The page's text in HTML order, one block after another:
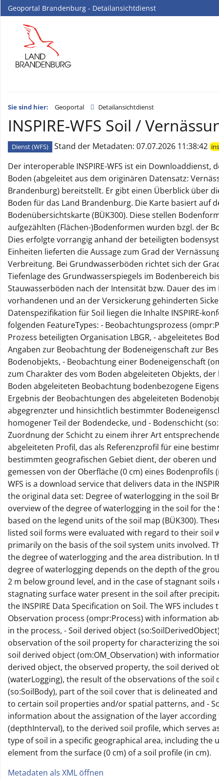
Geoportal Brandenburg - Detailansichtdienst
Sie sind hier: Geoportal Detailansichtdienst
INSPIRE-WFS Soil /
Dienst (WFS) Stand der Metadaten: 07.07.2026 11:38:42
Der interoperable INSPIRE-WFS ist ein Downloaddienst,
Boden (abgeleitet aus dem originären Datensatz:
Brandenburg) bereitstellt. Er gibt einen Überblick über
Boden für das Land Brandenburg. Die Karte basiert auf
Bodenübersichtskarte (BÜK300). Diese stellen
aufgezählten (Flächen-)Bodenformen wurden bzgl. der
Dies erfolgte vorrangig anhand der beteiligten
Einheiten lieferten die Aussage zum Grad der
Verbreitung. Bei Grundwasserböden richtet sich der
Tiefenlage des Grundwasserspiegels im Bodenbereich
Stauwasserböden nach der Intensität bzw. Dauer des
vorhandenen und an der Versickerung gehinderten
Datenspezifikation für Soil liegen die Inhalte INSPIRE-
folgenden FeatureTypes: - Beobachtungsprozess
Prozess beteiligten Organisation LBGR, - abgeleitetes
Angaben zur Beobachtung der Bodeneigenschaft zur
Bodenobjekts, - Beobachtung einer Bodeneigenschaft
zum Charakter des vom Boden abgeleiteten Objekts,
Boden abgeleiteten Beobachtung bodenbezogene
Ergebnis der Beobachtungen des abgeleiteten
abgegrenzter und hinsichtlich bestimmter
homogener Teil der Bodendecke, und - Bodenschicht
Zuordnung der Schicht zu einem ihrer Art
abgeleiteten Profil, das als Referenzprofil für eine
bestimmten geografischen Gebiet dient, der oberen
gemessen von der Oberfläche (0 cm) eines Bodenprofils
WFS is a download service that delivers data in the
the original data set: Degree of waterlogging in the soil
overview of the degree of waterlogging in the soil for
based on the legend units of the soil map (BÜK300).
listed soil forms were evaluated with regard to their soil
primarily on the basis of the soil system units involved.
the degree of waterlogging and the area distribution. In
degree of waterlogging depends on the depth of the
2 m below ground level, and in the case of stagnant
stagnating surface water present in the soil after
the INSPIRE Data Specification on Soil. The WFS
Observation process (ompr:Process) with information
in the process, - Soil derived object
observation of the soil property for characterizing the
soil derived object (om:OM_Observation) with
derived object, the observed property, the soil derived
(waterLogging), the result of the observations of the soil
(so:SoilBody), part of the soil cover that is delineated
to certain soil properties and/or spatial patterns, and -
information about the assignation of the layer
(depthInterval), to the derived soil profile, which serves
type of soil in a specific geographical area, including
element from the surface (0 cm) of a soil profile (in cm).
Metadaten als XML öffnen